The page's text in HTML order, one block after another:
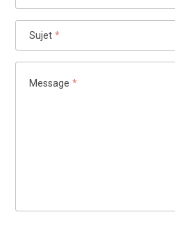
Sujet *
Message *